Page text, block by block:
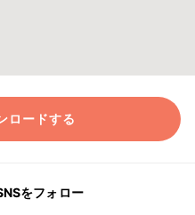
ロードする
をフォロー